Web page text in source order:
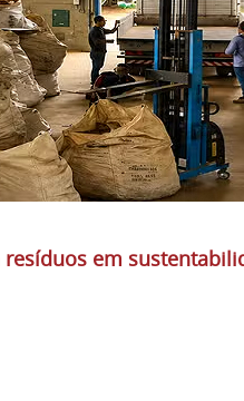
resíduos em